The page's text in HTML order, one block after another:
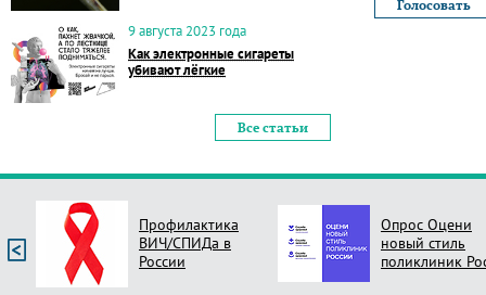
9 августа 2023 года
Как электронные сигареты
убивают лёгкие
Все статьи
Профилактика
ВИЧ/СПИДа в
России
Опрос Оцени
новый стиль
поликлиник